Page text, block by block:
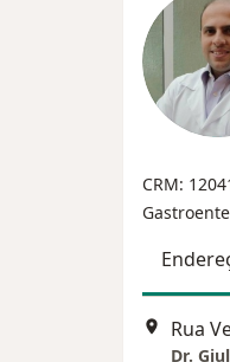
CRM:
Rua
Dr.